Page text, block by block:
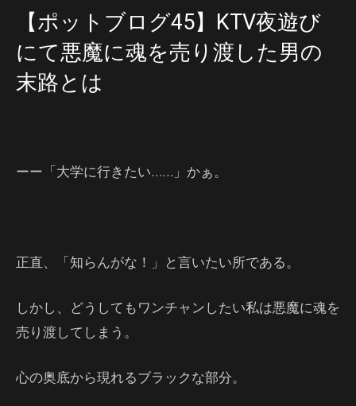
【ポットブログ45】KTV夜遊び
にて悪魔に魂を売り渡した男の
末路とは
ーー「大学に行きたい……」かぁ。
正直、「知らんがな！」と言いたい所である。
しかし、どうしてもワンチャンしたい私は悪魔に魂を
売り渡してしまう。
心の奥底から現れるブラックな部分。